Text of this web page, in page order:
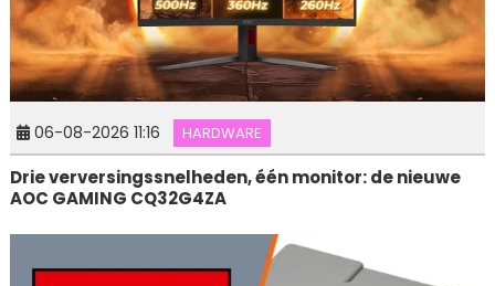
06-08-2026 11:16 HARDWARE
Drie verversingssnelheden, één monitor: de nieuwe
AOC GAMING CQ32G4ZA